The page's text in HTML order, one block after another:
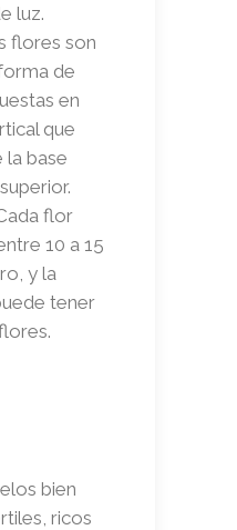
luz.
flores son
de
en
que
base
flor
10 a 15
y la
tener
bien
ricos